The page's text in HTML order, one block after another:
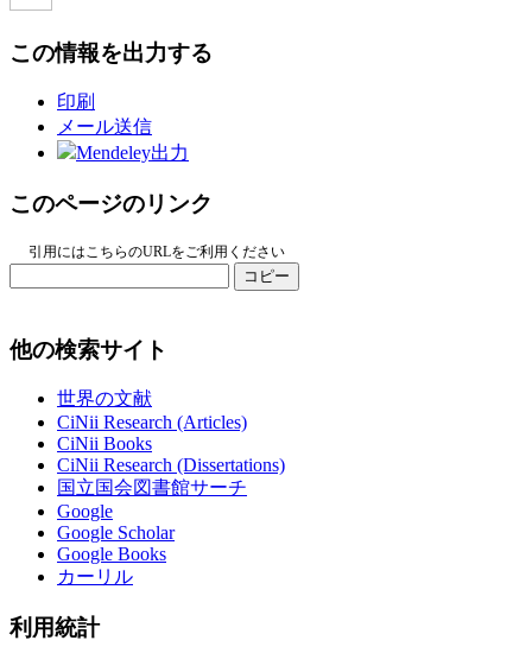
この情報を出力する
印刷
メール送信
Mendeley出力
このページのリンク
引用にはこちらのURLをご利用ください
コピー
他の検索サイト
世界の文献
CiNii Research (Articles)
CiNii Books
CiNii Research (Dissertations)
国立国会図書館サーチ
Google
Google Scholar
Google Books
カーリル
利用統計